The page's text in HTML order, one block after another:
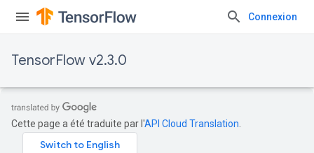
Connexion
TensorFlow v2.3.0
Cette page a été traduite par l'API Cloud Translation